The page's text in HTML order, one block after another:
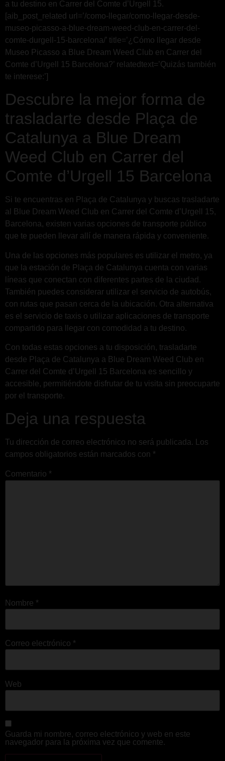
a tu destino en Carrer del Comte d’Urgell 15.
[aib_post_related url=’/como-llegar/como-llegar-desde-
museo-picasso-a-blue-dream-weed-club-en-carrer-del-
comte-durgell-15-barcelona/’ title=’¿Cómo llegar desde
Museo Picasso a Blue Dream Weed Club en Carrer del
Comte d’Urgell 15 Barcelona?’ relatedtext=’Quizás también
te interese:’]
Descubre la mejor forma de
trasladarte desde Plaça de
Catalunya a Blue Dream
Weed Club en Carrer del
Comte d’Urgell 15 Barcelona
Si te encuentras en Plaça de Catalunya y buscas trasladarte
al Blue Dream Weed Club en Carrer del Comte d’Urgell 15,
Barcelona, existen varias opciones de transporte público
que te pueden llevar allí de manera rápida y conveniente.
Una de las opciones más populares es utilizar el metro, ya
que la estación de Plaça de Catalunya cuenta con varias
líneas que conectan con diferentes partes de la ciudad.
También puedes considerar utilizar el servicio de autobús,
con rutas que pasan cerca de la ubicación. Otra alternativa
es el servicio de taxis o utilizar aplicaciones de transporte
compartido para llegar con comodidad a tu destino.
Con todas estas opciones a tu disposición, trasladarte
desde Plaça de Catalunya a Blue Dream Weed Club en
Carrer del Comte d’Urgell 15 Barcelona es sencillo y
accesible, permitiéndote disfrutar de tu visita sin preocuparte
por el transporte.
Deja una respuesta
Tu dirección de correo electrónico no será publicada.
Los
campos obligatorios están marcados con *
Comentario *
Nombre *
Correo electrónico *
Web
Guarda mi nombre, correo electrónico y web en este
navegador para la próxima vez que comente.